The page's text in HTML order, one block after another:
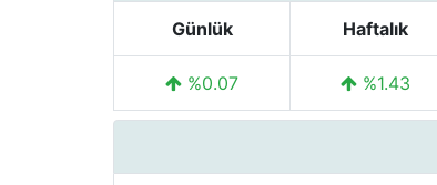
Günlük Haftalık
%0.07 %1.43